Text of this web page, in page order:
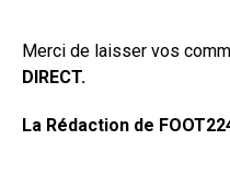
Merci de laisser vos
DIRECT.
La Rédaction de